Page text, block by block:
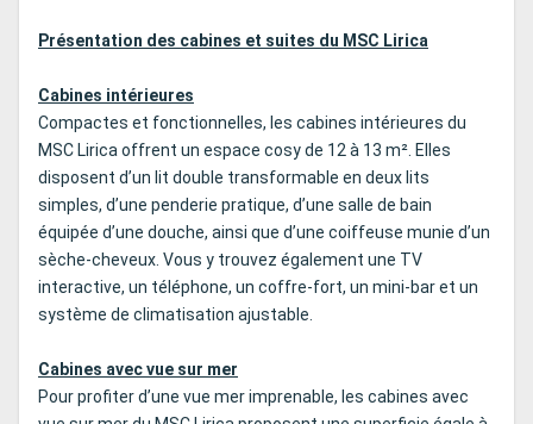
Présentation des cabines et suites du MSC Lirica
Cabines intérieures
Compactes et fonctionnelles, les cabines intérieures du
MSC Lirica offrent un espace cosy de 12 à 13 m². Elles
disposent d’un lit double transformable en deux lits
simples, d’une penderie pratique, d’une salle de bain
équipée d’une douche, ainsi que d’une coiffeuse munie d’un
sèche-cheveux. Vous y trouvez également une TV
interactive, un téléphone, un coffre-fort, un mini-bar et un
système de climatisation ajustable.
Cabines avec vue sur mer
Pour profiter d’une vue mer imprenable, les cabines avec